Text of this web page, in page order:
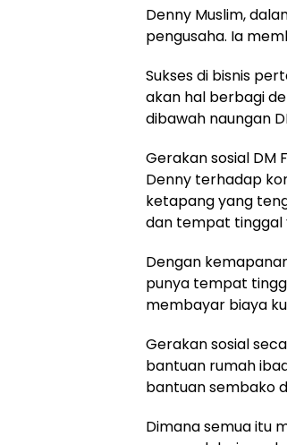
Denny Muslim,
pengusaha. Ia
Sukses di bisnis
akan hal berbagi
dibawah naungan
Gerakan sosial DM
Denny terhadap
ketapang yang
dan tempat tinggal
Dengan
punya tempat
membayar biaya
Gerakan sosial
bantuan rumah
bantuan sembako
Dimana semua itu